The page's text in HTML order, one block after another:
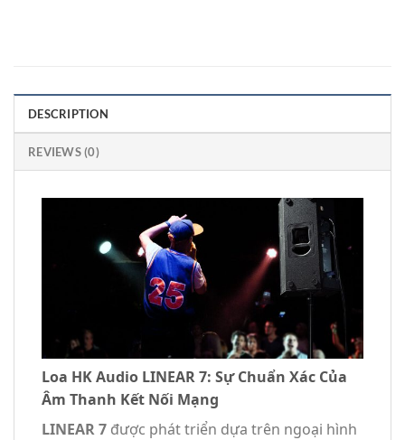
DESCRIPTION
REVIEWS (0)
Loa HK Audio LINEAR 7: Sự Chuẩn Xác Của
Âm Thanh Kết Nối Mạng
LINEAR 7 được phát triển dựa trên ngoại hình